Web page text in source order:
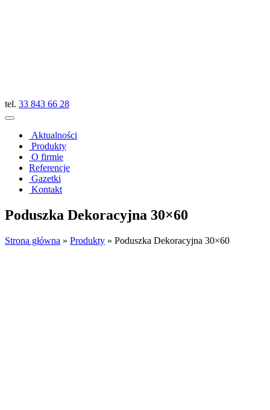
tel. 33 843 66 28
Aktualności
Produkty
O firmie
Referencje
Gazetki
Kontakt
Poduszka Dekoracyjna 30×60
Strona główna » Produkty » Poduszka Dekoracyjna 30×60